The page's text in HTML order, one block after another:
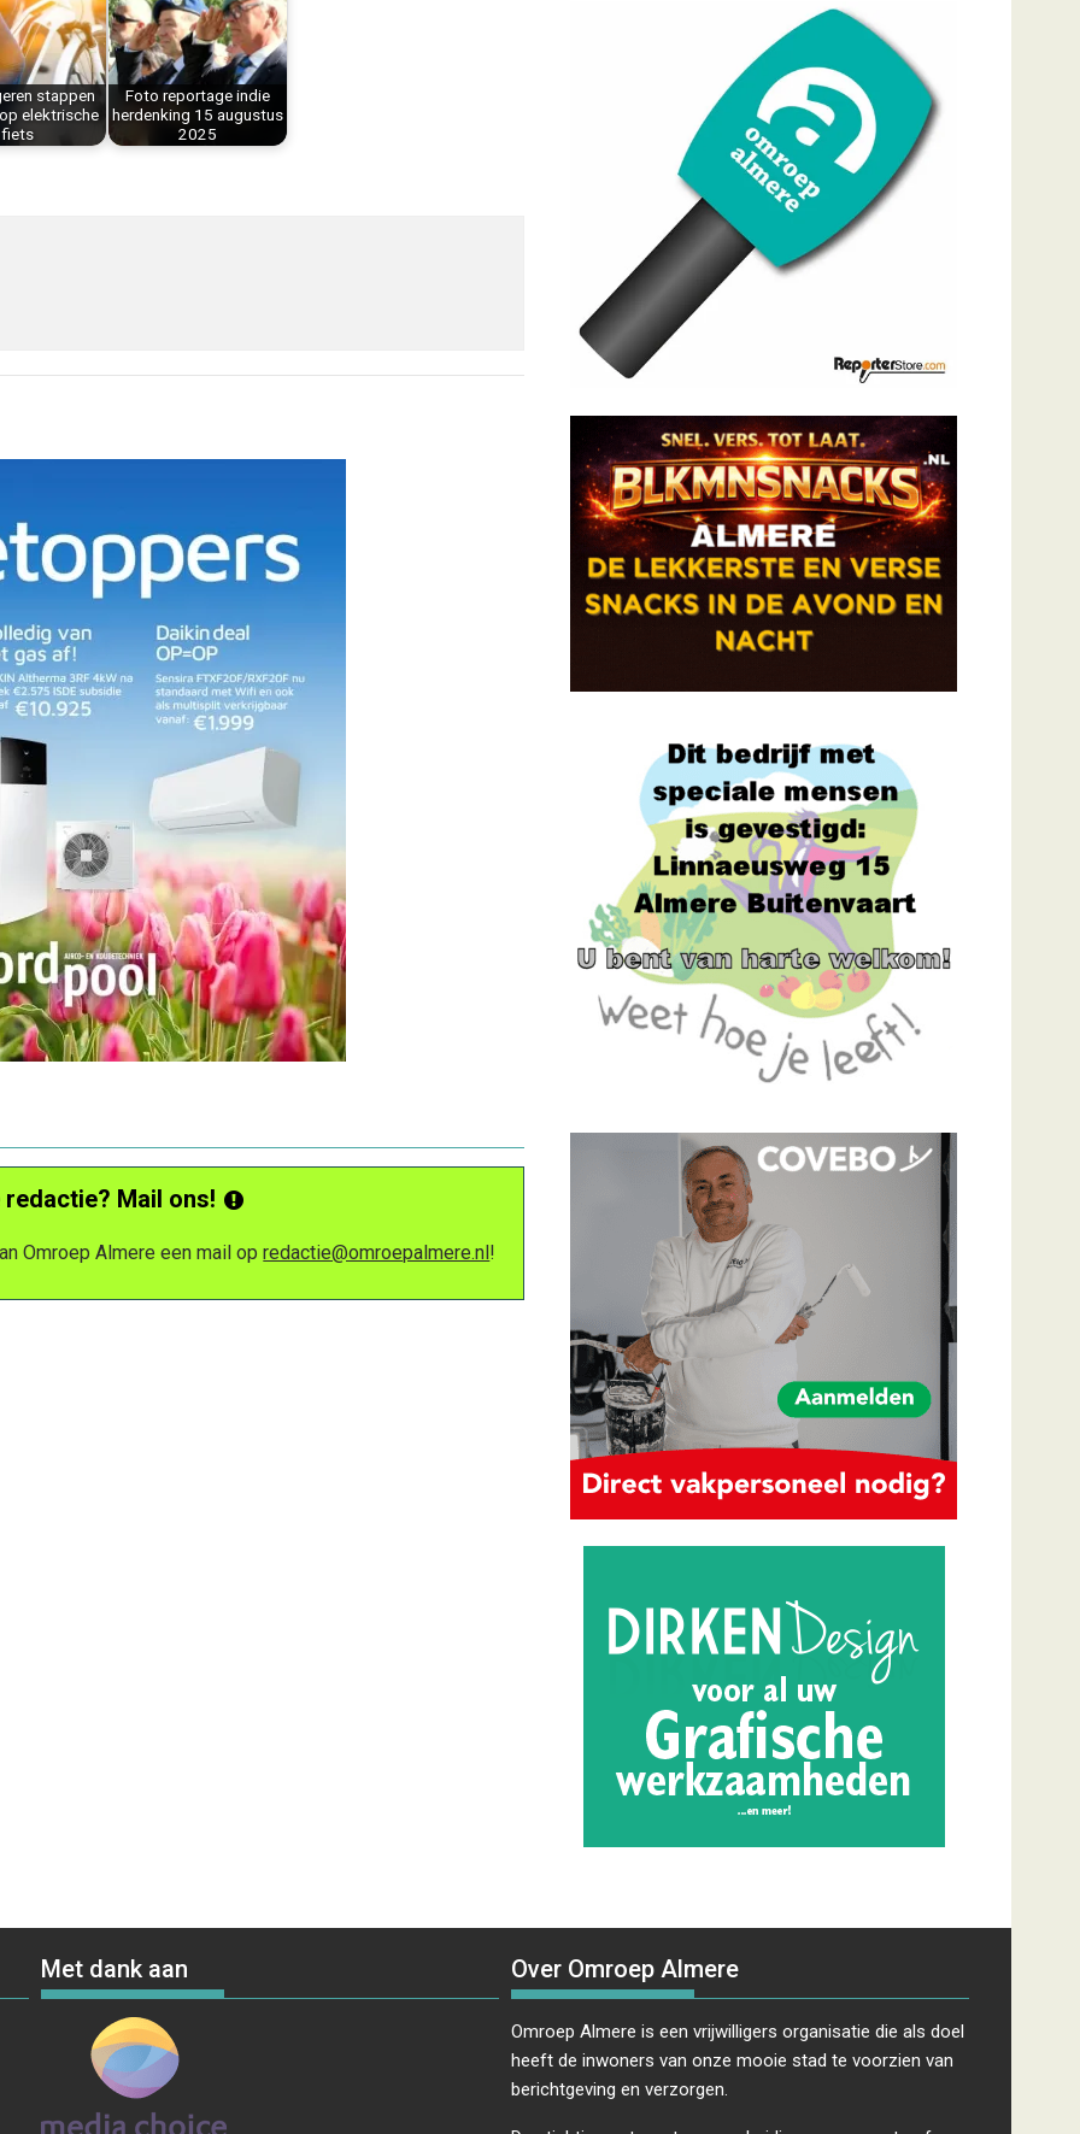
stappen
elektrische
fiets
Foto reportage indie
herdenking 15 augustus
2025
Mail ons!
Omroep Almere een mail opredactie@omroepalmere.nl!
Met dank aan Over Omroep Almere
Omroep Almere is een vrijwilligers organisatie die als doel
heeft de inwoners van onze mooie stad te voorzien van
berichtgeving en verzorgen.